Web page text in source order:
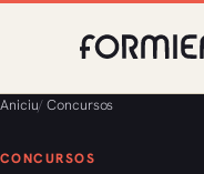
Aniciu/Concursos
CONCURSOS